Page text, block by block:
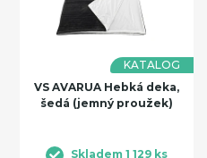
KATALOG
VS AVARUA Hebká deka,
šedá (jemný proužek)
Skladem 1 129 ks